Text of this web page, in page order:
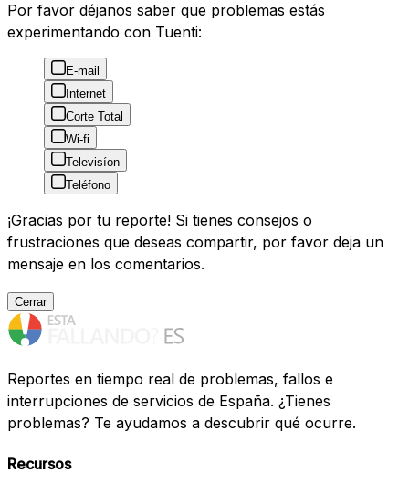
Por favor déjanos saber que problemas estás
experimentando con Tuenti:
E-mail
Internet
Corte Total
Wi-fi
Televisíon
Teléfono
¡Gracias por tu reporte! Si tienes consejos o
frustraciones que deseas compartir, por favor deja un
mensaje en los comentarios.
Cerrar
Reportes en tiempo real de problemas, fallos e
interrupciones de servicios de España. ¿Tienes
problemas? Te ayudamos a descubrir qué ocurre.
Recursos